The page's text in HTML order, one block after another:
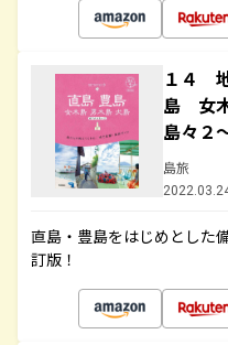
１４
島 女
島々２
島旅
直島・豊島をはじめとした
訂版！